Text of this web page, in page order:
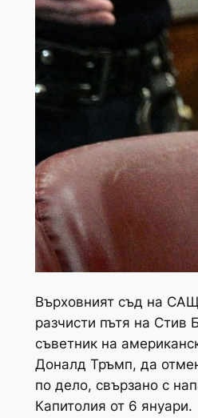
Върховният съд на
разчисти пътя на Стив
съветник на
Доналд Тръмп, да
по дело, свързано с
Капитолия от 6 януари.